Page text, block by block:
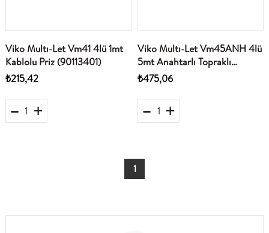
Viko Multı-Let Vm41 4lü 1mt
Kablolu Priz (90113401)
₺215,42
Viko Multı-Let Vm45ANH 4lü
5mt Anahtarlı Topraklı
Kablolu Çocuk Koruma
₺475,06
1